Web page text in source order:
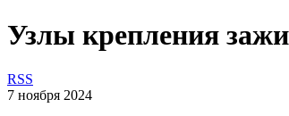
Узлы крепления
RSS
7 ноября 2024